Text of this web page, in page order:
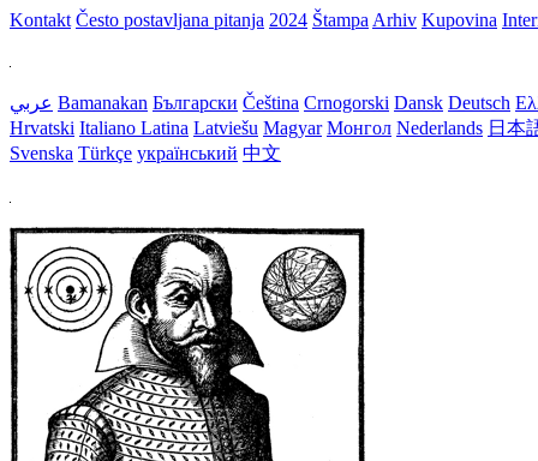
Kontakt Često postavljana pitanja 2024 Štampa Arhiv Kupovina
عربي Bamanakan Български Čeština Crnogorski Dansk Deutsch
Hrvatski Italiano Latina Latviešu Magyar Монгол Nederlands 日本
Svenska Türkçe український 中文